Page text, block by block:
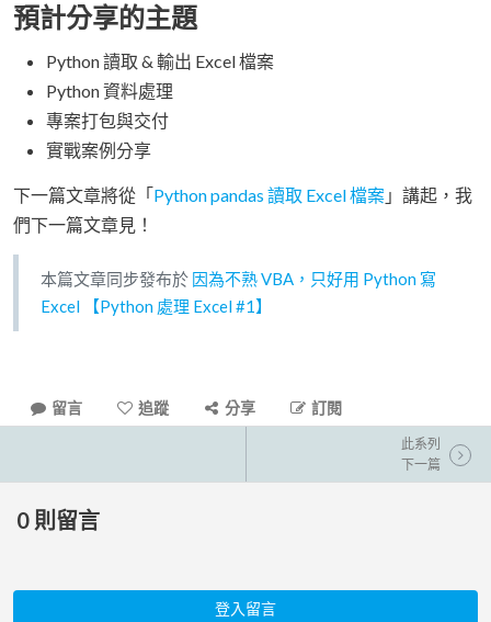
預計分享的主題
Python 讀取 & 輸出 Excel 檔案
Python 資料處理
專案打包與交付
實戰案例分享
下一篇文章將從「 Python pandas 讀取 Excel 檔案 」講起，我
們下一篇文章見！
本篇文章同步發布於 因為不熟 VBA，只好用 Python 寫
Excel 【Python 處理 Excel #1】
留言 追蹤 分享 訂閱
此系列
下一篇
0 則留言
登入留言